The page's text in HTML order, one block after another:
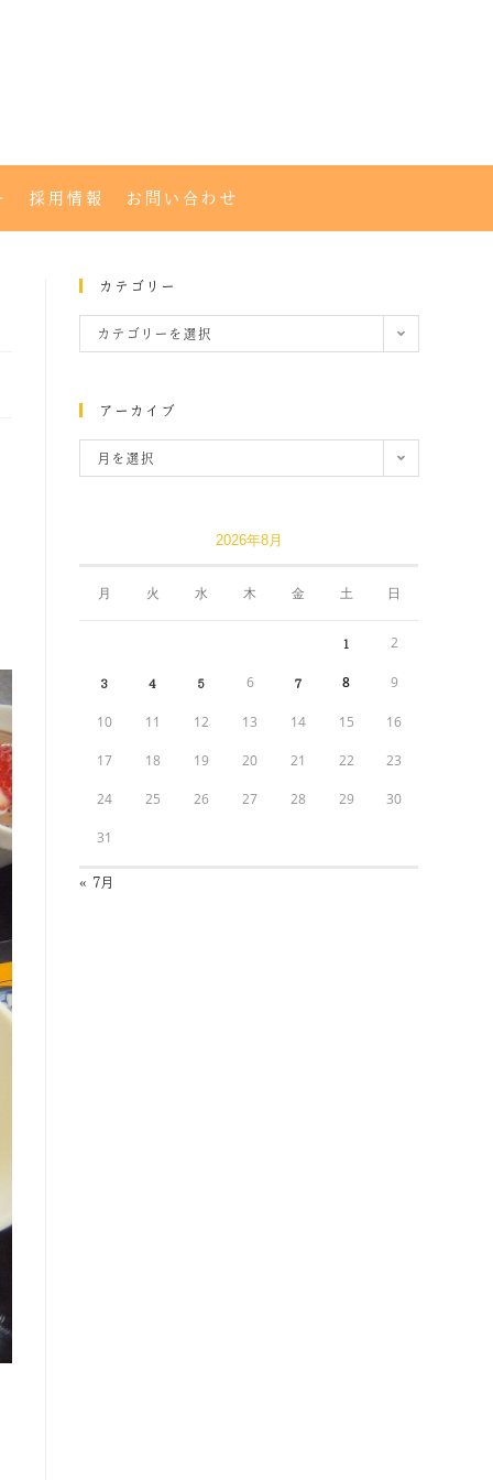
採用情報 お問い合わせ
カテゴリー
カテゴリーを選択
アーカイブ
月を選択
2026年8月
月 火 水 木 金 土 日
1 2
3 4 5 6 7 8 9
10 11 12 13 14 15 16
17 18 19 20 21 22 23
24 25 26 27 28 29 30
31
« 7月